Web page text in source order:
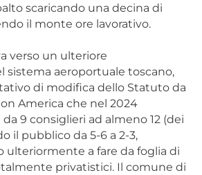
scaricando una decina di
il monte ore lavorativo.
verso un ulteriore
sistema aeroportuale toscano,
di modifica dello Statuto da
America che nel 2024
9 consiglieri ad almeno 12 (dei
il pubblico da 5-6 a 2-3,
ulteriormente a fare da foglia di
privatistici. Il comune di